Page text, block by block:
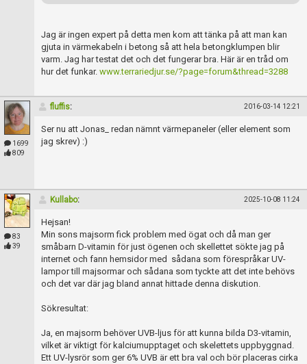
Jag är ingen expert på detta men kom att tänka på att man kan
gjuta in värmekabeln i betong så att hela betongklumpen blir
varm. Jag har testat det och det fungerar bra. Här är en tråd om
hur det funkar. www.terrariedjur.se/?page=forum&thread=3288
1699
809
fluffis: 2016-03-14 12:21
Ser nu att Jonas_ redan nämnt värmepaneler (eller element som
jag skrev) :)
83
39
Kullabo: 2025-10-08 11:24
Hejsan!
Min sons majsorm fick problem med ögat och då man ger
småbarn D-vitamin för just ögenen och skellettet sökte jag på
internet och fann hemsidor med sådana som förespråkar UV-
lampor till majsormar och sådana som tyckte att det inte behövs
och det var där jag bland annat hittade denna diskution.
Sökresultat:
Ja, en majsorm behöver UVB-ljus för att kunna bilda D3-vitamin,
vilket är viktigt för kalciumupptaget och skelettets uppbyggnad.
Ett UV-lysrör som ger 6% UVB är ett bra val och bör placeras cirka